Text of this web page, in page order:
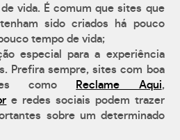
vida. É comum que sites que
sido criados há pouco
tempo de vida;
especial para a experiência
Prefira sempre, sites com boa
como
Reclame Aqui,
e redes sociais podem trazer
sobre um determinado